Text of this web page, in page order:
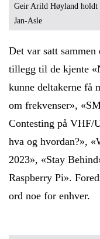
Geir Arild Høyland
Jan-Asle
Det var satt sammen
tillegg til de kjente
kunne deltakerne få
om frekvenser»,
Contesting på VHF/
hva og hvordan?»,
2023», «Stay
Raspberry Pi».
ord noe for enhver.